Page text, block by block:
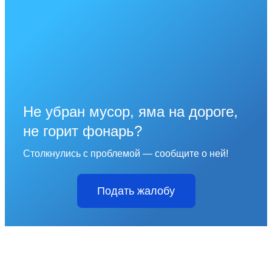
Не убран мусор, яма на дороге,
не горит фонарь?
Столкнулись с проблемой — сообщите о ней!
Подать жалобу